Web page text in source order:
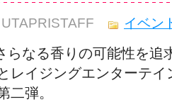
UTAPRISTAFF イベン
らなる香りの可能性を追
レイジングエンターテ
二弾。